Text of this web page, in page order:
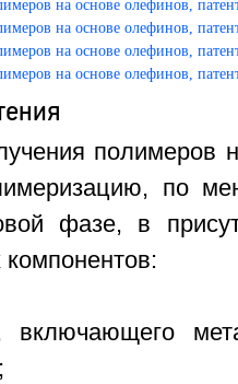
полимеров
по
фазе, в
включающего